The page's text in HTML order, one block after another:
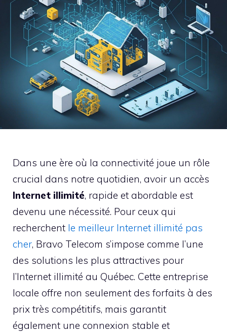
Dans une ère où la connectivité joue un rôle
crucial dans notre quotidien, avoir un accès
Internet illimité, rapide et abordable est
devenu une nécessité. Pour ceux qui
recherchent le meilleur Internet illimité pas
cher, Bravo Telecom s’impose comme l’une
des solutions les plus attractives pour
l’Internet illimité au Québec. Cette entreprise
locale offre non seulement des forfaits à des
prix très compétitifs, mais garantit
également une connexion stable et